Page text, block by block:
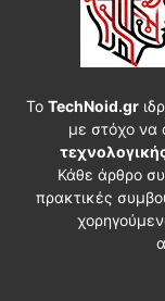
Το TechNoid.gr
με στόχο να
Κάθε άρθρο
πρακτικές